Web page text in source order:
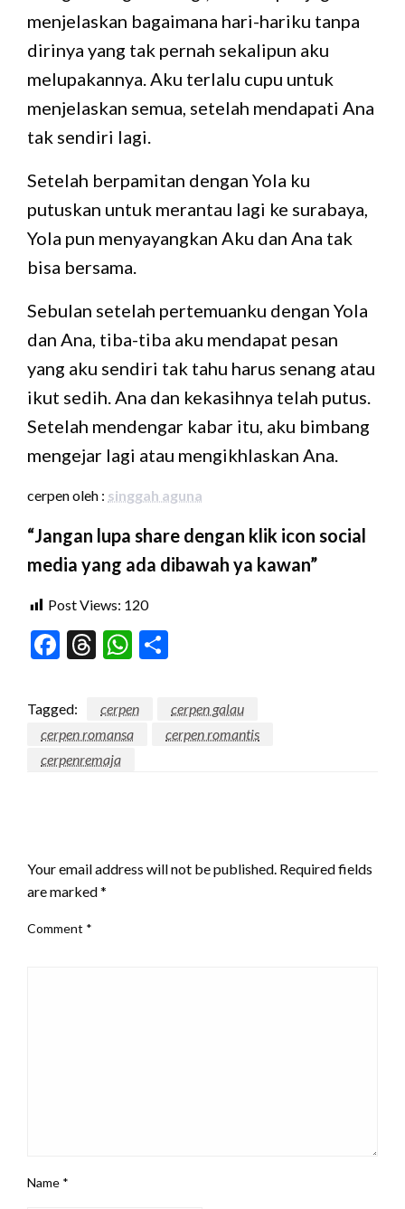
menjelaskan bagaimana hari-hariku tanpa
dirinya yang tak pernah sekalipun aku
melupakannya. Aku terlalu cupu untuk
menjelaskan semua, setelah mendapati Ana
tak sendiri lagi.
Setelah berpamitan dengan Yola ku
putuskan untuk merantau lagi ke surabaya,
Yola pun menyayangkan Aku dan Ana tak
bisa bersama.
Sebulan setelah pertemuanku dengan Yola
dan Ana, tiba-tiba aku mendapat pesan
yang aku sendiri tak tahu harus senang atau
ikut sedih. Ana dan kekasihnya telah putus.
Setelah mendengar kabar itu, aku bimbang
mengejar lagi atau mengikhlaskan Ana.
cerpen oleh : singgah aguna
“Jangan lupa share dengan klik icon social
media yang ada dibawah ya kawan”
Post Views: 120
Facebook
Threads
WhatsApp
Tagged: cerpen
cerpen galau
cerpen romansa
cerpen romantis
cerpenremaja
Your email address will not be published. Required fields
are marked*
Comment *
Name *